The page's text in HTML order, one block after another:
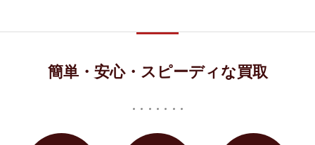
簡単・安心・スピーディな買取